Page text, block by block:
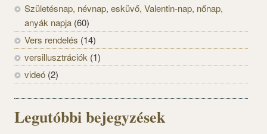
Születésnap, névnap, esküvő, Valentin-nap, nőnap,
anyák napja (60)
Vers rendelés (14)
versillusztrációk (1)
videó (2)
Legutóbbi bejegyzések